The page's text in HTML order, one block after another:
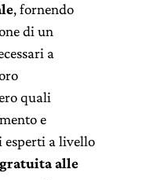
, fornendo
di un
a
quali
e
esperti a livello
alle